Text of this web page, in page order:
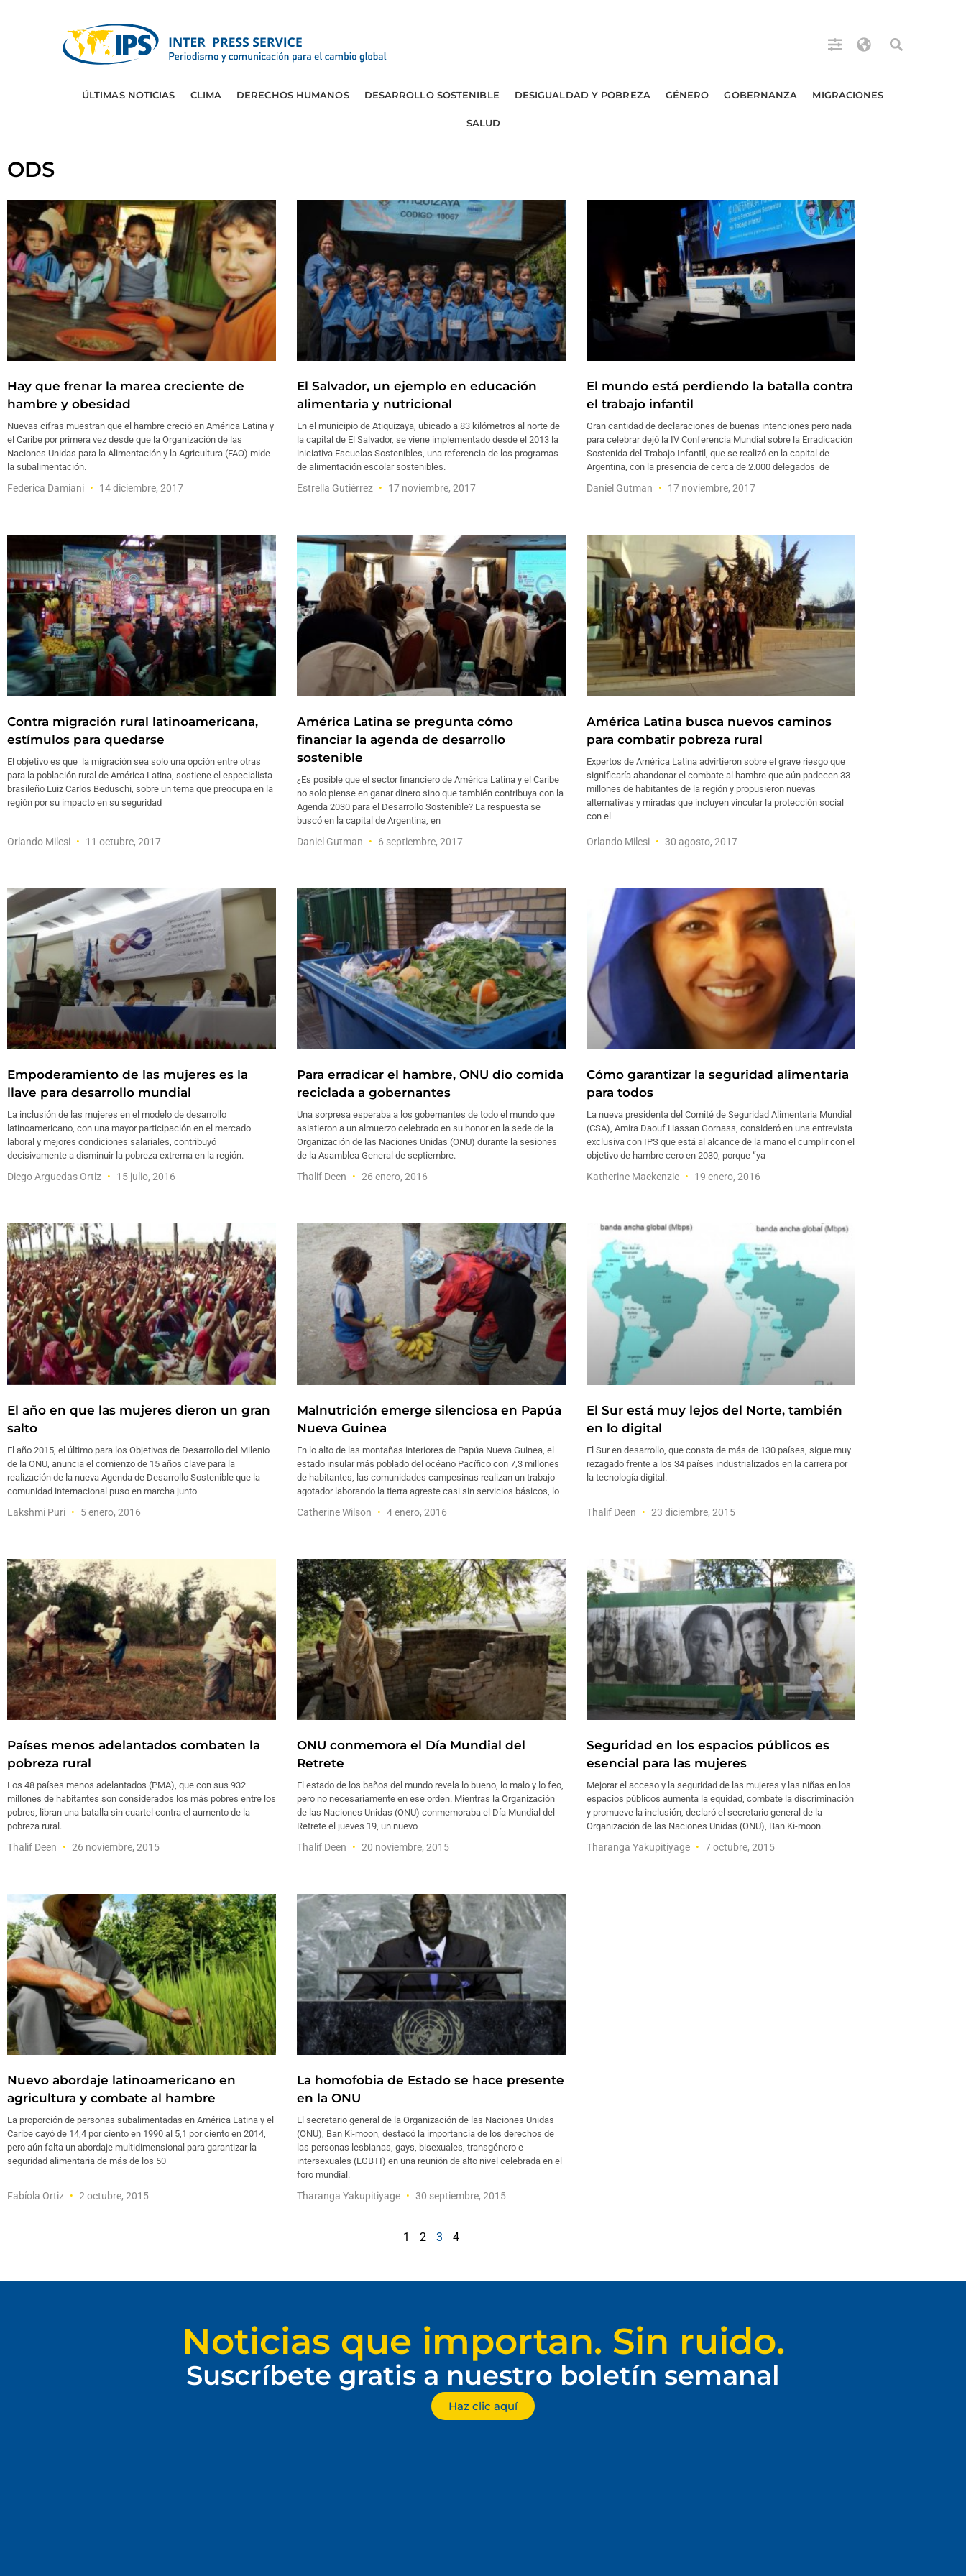
ÚLTIMAS NOTICIAS CLIMA DERECHOS HUMANOS DESARROLLO SOSTENIBLE DESIGUALDAD Y POBREZA GÉNERO GOBERNANZA MIGRACIONES
SALUD
ODS
Hay que frenar la marea creciente de
hambre y obesidad
Nuevas cifras muestran que el hambre creció en América Latina y
el Caribe por primera vez desde que la Organización de las
Naciones Unidas para la Alimentación y la Agricultura (FAO) mide
la subalimentación.
Federica Damiani 14 diciembre, 2017
El Salvador, un ejemplo en educación
alimentaria y nutricional
En el municipio de Atiquizaya, ubicado a 83 kilómetros al norte de
la capital de El Salvador, se viene implementado desde el 2013 la
iniciativa Escuelas Sostenibles, una referencia de los programas
de alimentación escolar sostenibles.
Estrella Gutiérrez 17 noviembre, 2017
El mundo está perdiendo la batalla contra
el trabajo infantil
Gran cantidad de declaraciones de buenas intenciones pero nada
para celebrar dejó la IV Conferencia Mundial sobre la Erradicación
Sostenida del Trabajo Infantil, que se realizó en la capital de
Argentina, con la presencia de cerca de 2.000 delegados de
Daniel Gutman 17 noviembre, 2017
Contra migración rural latinoamericana,
estímulos para quedarse
El objetivo es que la migración sea solo una opción entre otras
para la población rural de América Latina, sostiene el especialista
brasileño Luiz Carlos Beduschi, sobre un tema que preocupa en la
región por su impacto en su seguridad
Orlando Milesi 11 octubre, 2017
América Latina se pregunta cómo
financiar la agenda de desarrollo
sostenible
¿Es posible que el sector financiero de América Latina y el Caribe
no solo piense en ganar dinero sino que también contribuya con la
Agenda 2030 para el Desarrollo Sostenible? La respuesta se
buscó en la capital de Argentina, en
Daniel Gutman 6 septiembre, 2017
América Latina busca nuevos caminos
para combatir pobreza rural
Expertos de América Latina advirtieron sobre el grave riesgo que
significaría abandonar el combate al hambre que aún padecen 33
millones de habitantes de la región y propusieron nuevas
alternativas y miradas que incluyen vincular la protección social
con el
Orlando Milesi 30 agosto, 2017
Empoderamiento de las mujeres es la
llave para desarrollo mundial
La inclusión de las mujeres en el modelo de desarrollo
latinoamericano, con una mayor participación en el mercado
laboral y mejores condiciones salariales, contribuyó
decisivamente a disminuir la pobreza extrema en la región.
Diego Arguedas Ortiz 15 julio, 2016
Para erradicar el hambre, ONU dio comida
reciclada a gobernantes
Una sorpresa esperaba a los gobernantes de todo el mundo que
asistieron a un almuerzo celebrado en su honor en la sede de la
Organización de las Naciones Unidas (ONU) durante la sesiones
de la Asamblea General de septiembre.
Thalif Deen 26 enero, 2016
Cómo garantizar la seguridad alimentaria
para todos
La nueva presidenta del Comité de Seguridad Alimentaria Mundial
(CSA), Amira Daouf Hassan Gornass, consideró en una entrevista
exclusiva con IPS que está al alcance de la mano el cumplir con el
objetivo de hambre cero en 2030, porque “ya
Katherine Mackenzie 19 enero, 2016
El año en que las mujeres dieron un gran
salto
El año 2015, el último para los Objetivos de Desarrollo del Milenio
de la ONU, anuncia el comienzo de 15 años clave para la
realización de la nueva Agenda de Desarrollo Sostenible que la
comunidad internacional puso en marcha junto
Lakshmi Puri 5 enero, 2016
Malnutrición emerge silenciosa en Papúa
Nueva Guinea
En lo alto de las montañas interiores de Papúa Nueva Guinea, el
estado insular más poblado del océano Pacífico con 7,3 millones
de habitantes, las comunidades campesinas realizan un trabajo
agotador laborando la tierra agreste casi sin servicios básicos, lo
Catherine Wilson 4 enero, 2016
El Sur está muy lejos del Norte, también
en lo digital
El Sur en desarrollo, que consta de más de 130 países, sigue muy
rezagado frente a los 34 países industrializados en la carrera por
la tecnología digital.
Thalif Deen 23 diciembre, 2015
Países menos adelantados combaten la
pobreza rural
Los 48 países menos adelantados (PMA), que con sus 932
millones de habitantes son considerados los más pobres entre los
pobres, libran una batalla sin cuartel contra el aumento de la
pobreza rural.
Thalif Deen 26 noviembre, 2015
ONU conmemora el Día Mundial del
Retrete
El estado de los baños del mundo revela lo bueno, lo malo y lo feo,
pero no necesariamente en ese orden. Mientras la Organización
de las Naciones Unidas (ONU) conmemoraba el Día Mundial del
Retrete el jueves 19, un nuevo
Thalif Deen 20 noviembre, 2015
Seguridad en los espacios públicos es
esencial para las mujeres
Mejorar el acceso y la seguridad de las mujeres y las niñas en los
espacios públicos aumenta la equidad, combate la discriminación
y promueve la inclusión, declaró el secretario general de la
Organización de las Naciones Unidas (ONU), Ban Ki-moon.
Tharanga Yakupitiyage 7 octubre, 2015
Nuevo abordaje latinoamericano en
agricultura y combate al hambre
La proporción de personas subalimentadas en América Latina y el
Caribe cayó de 14,4 por ciento en 1990 al 5,1 por ciento en 2014,
pero aún falta un abordaje multidimensional para garantizar la
seguridad alimentaria de más de los 50
Fabíola Ortiz 2 octubre, 2015
La homofobia de Estado se hace presente
en la ONU
El secretario general de la Organización de las Naciones Unidas
(ONU), Ban Ki-moon, destacó la importancia de los derechos de
las personas lesbianas, gays, bisexuales, transgénero e
intersexuales (LGBTI) en una reunión de alto nivel celebrada en el
foro mundial.
Tharanga Yakupitiyage 30 septiembre, 2015
1 2 3 4
Noticias que importan. Sin ruido.
Suscríbete gratis a nuestro boletín semanal
Haz clic aquí